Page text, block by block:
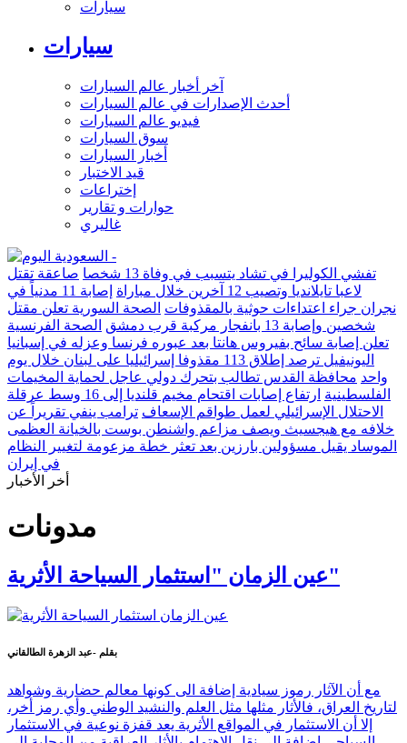
سيارات
سيارات
آخر أخبار عالم السيارات
أحدث الإصدارات في عالم السيارات
فيديو عالم السيارات
سوق السيارات
أخبار السيارات
قيد الاختبار
إختراعات
حوارات و تقارير
غاليري
تفشي الكوليرا في تشاد يتسبب في وفاة 13 شخصا
صاعقة تقتل
لاعبا تايلانديا وتصيب 12 آخرين خلال مباراة
إصابة 11 مدنياً في
نجران جراء اعتداءات حوثية بالمقذوفات الصحة السورية تعلن مقتل
شخصين وإصابة 13 بانفجار مركبة قرب دمشق
الصحة الفرنسية
تعلن إصابة سائح بفيروس هانتا بعد عبوره فرنسا وعزله في إسبانيا
اليونيفيل ترصد إطلاق 113 مقذوفا إسرائيليا على لبنان خلال يوم
واحد محافظة القدس تطالب بتحرك دولي عاجل لحماية المخيمات
الفلسطينية
ارتفاع إصابات اقتحام مخيم قلنديا إلى 16 وسط عرقلة
الاحتلال الإسرائيلي لعمل طواقم الإسعاف ترامب ينفي تقريراً عن
خلافه مع هيجسيث ويصف مزاعم واشنطن بوست بالخيانة العظمى
الموساد يقيل مسؤولين بارزين بعد تعثر خطة مزعومة لتغيير النظام
في إيران
أخر الأخبار
مدونات
عين الزمان "استثمار السياحة الأثرية"
بقلم -عبد الزهرة الطالقاني
مع أن الآثار رموز سيادية إضافة الى كونها معالم حضارية وشواهد
لتاريخ العراق، فالأثار مثلها مثل العلم والنشيد الوطني وأي رمز أخر،
إلا أن الاستثمار في المواقع الأثرية يعد قفزة نوعية في الاستثمار